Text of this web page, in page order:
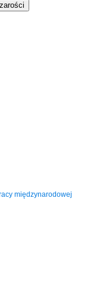
międzynarodowej